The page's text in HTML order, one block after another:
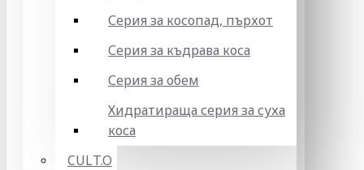
Серия за косопад, пърхот
Серия за къдрава коса
Серия за обем
Хидратираща серия за суха
коса
CULT.O